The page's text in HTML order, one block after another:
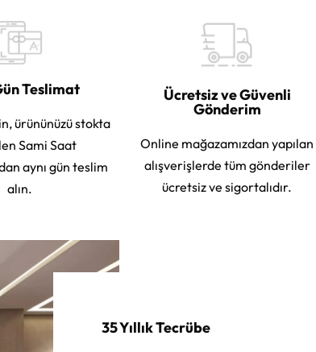
Teslimat
ürününüzü stokta
Sami Saat
aynı gün teslim
alın.
Ücretsiz ve Güvenli
Gönderim
Online mağazamızdan yapılan
alışverişlerde tüm gönderiler
ücretsiz ve sigortalıdır.
35 Yıllık Tecrübe